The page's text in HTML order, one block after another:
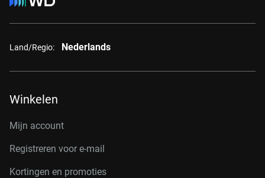
Land/Regio: Nederlands
Winkelen
Mijn account
Registreren voor e-mail
Kortingen en promoties